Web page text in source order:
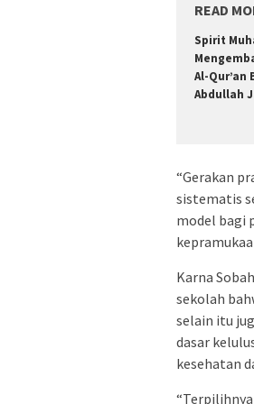
READ
Spirit
Al-Qur’an
Abdullah
“Gerakan
sistematis
model bagi
Karna
sekolah
selain itu
dasar
kesehatan